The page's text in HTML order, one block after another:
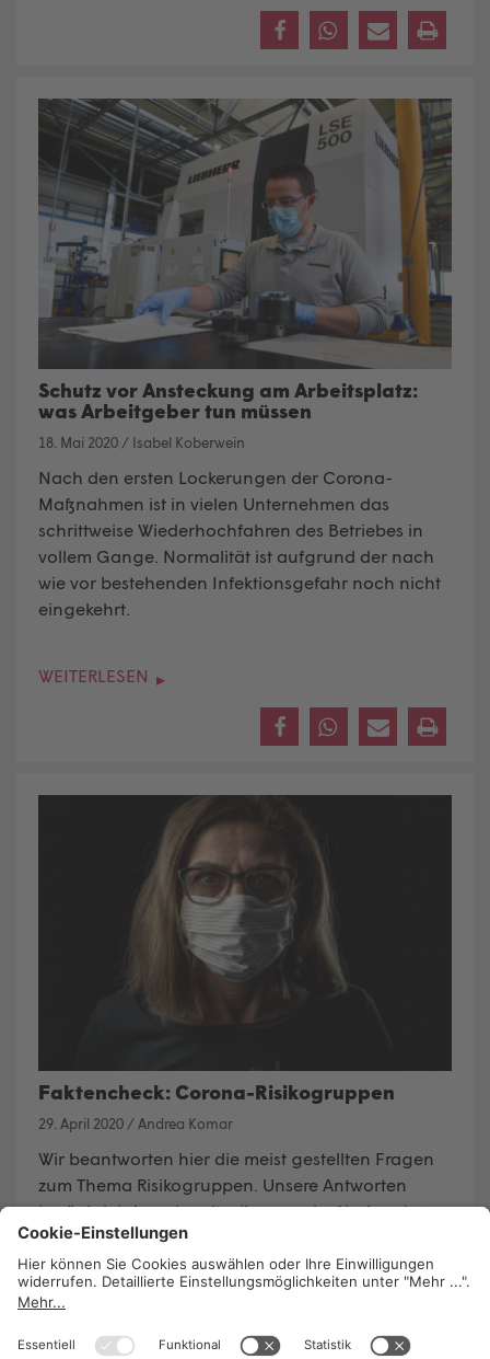
Schutz vor Ansteckung am Arbeitsplatz:
was Arbeitgeber tun müssen
18. Mai 2020 / Isabel Koberwein
Nach den ersten Lockerungen der Corona-
Maßnahmen ist in vielen Unternehmen das
schrittweise Wiederhochfahren des Betriebes in
vollem Gange. Normalität ist aufgrund der nach
wie vor bestehenden Infektionsgefahr noch nicht
eingekehrt.
WEITERLESEN
Faktencheck: Corona-Risikogruppen
29. April 2020 / Andrea Komar
Wir beantworten hier die meist gestellten Fragen
zum Thema Risikogruppen. Unsere Antworten
berücksichtigen bereits die neue, im Nationalrat
beschlossene Gesetzeslage, die derzeit noch nicht
in Kraft getreten ist.Wir beantworten hier die meist
gestellten Fragen zum Thema Risikogruppen.